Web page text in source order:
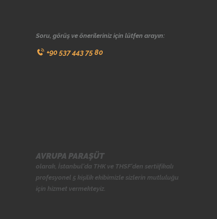
Soru, görüş ve önerileriniz için lütfen arayın:
+90 537 443 75 80
AVRUPA PARAŞÜT
olarak, İstanbul'da THKve THSF'den sertiifikalı
profesyonel 5 kişilik ekibimizle sizlerin mutluluğu
için hizmet vermekteyiz.